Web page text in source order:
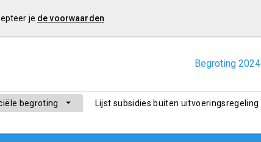
je de voorwaarden
Begroting 2024
begroting
Lijst subsidies buiten uitvoeringsregeling